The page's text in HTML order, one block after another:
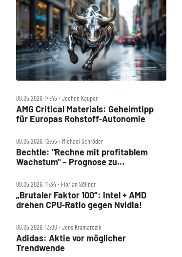
08.05.2026, 14:45 ‧ Jochen Kauper
AMG Critical Materials: Geheimtipp
für Europas Rohstoff‑Autonomie
08.05.2026, 12:55 ‧ Michael Schröder
Bechtle: "Rechne mit profitablem
Wachstum" – Prognose zu
08.05.2026, 11:34 ‧ Florian Söllner
„Brutaler Faktor 100“: Intel + AMD
drehen CPU‑Ratio gegen Nvidia!
08.05.2026, 13:00 ‧ Jens Kramarczik
Adidas: Aktie vor möglicher
Trendwende